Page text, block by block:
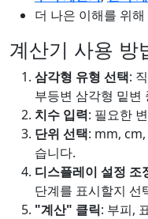
더 나은 이해를 위
계산기 사용 방
삼각형 유형 선택:
부등변 삼각형 밑변
치수 입력: 필요한
단위 선택: mm,
습니다.
디스플레이 설정 조
단계를 표시할지 선
"계산" 클릭: 부피,